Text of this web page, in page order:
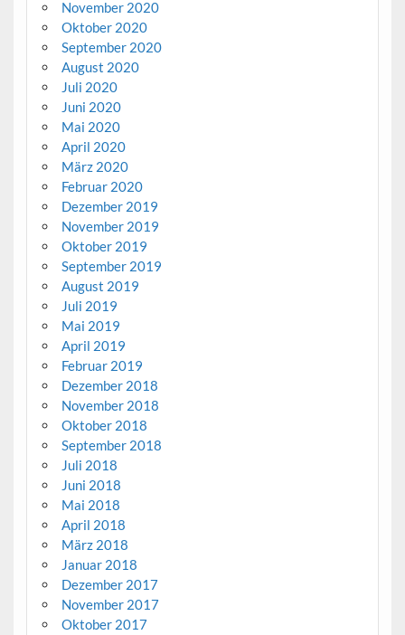
November 2020
Oktober 2020
September 2020
August 2020
Juli 2020
Juni 2020
Mai 2020
April 2020
März 2020
Februar 2020
Dezember 2019
November 2019
Oktober 2019
September 2019
August 2019
Juli 2019
Mai 2019
April 2019
Februar 2019
Dezember 2018
November 2018
Oktober 2018
September 2018
Juli 2018
Juni 2018
Mai 2018
April 2018
März 2018
Januar 2018
Dezember 2017
November 2017
Oktober 2017